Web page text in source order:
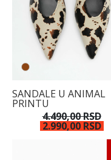
SANDALE U ANIMAL
PRINTU
4.490,00 RSD
2.990,00 RSD